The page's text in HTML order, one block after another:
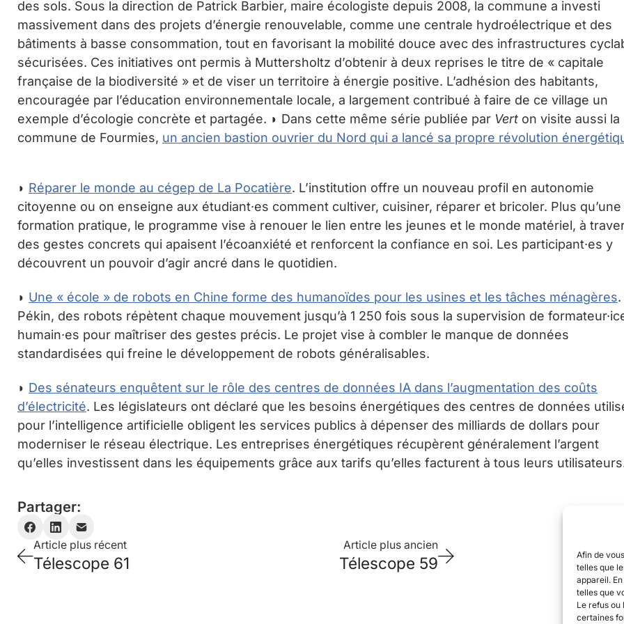
Afin de
telles que
appareil.
telles que
Le refus
certaines
des sols. Sous la direction de Patrick Barbier, maire écologiste depuis 2008, la commune a investi
massivement dans des projets d’énergie renouvelable, comme une centrale hydroélectrique et des
bâtiments à basse consommation, tout en favorisant la mobilité douce avec des infrastructures
sécurisées. Ces initiatives ont permis à Muttersholtz d’obtenir à deux reprises le titre de « capitale
française de la biodiversité » et de viser un territoire à énergie positive. L’adhésion des habitants,
encouragée par l’éducation environnementale locale, a largement contribué à faire de ce village un
exemple d’écologie concrète et partagée. ◗ Dans cette même série publiée par Vert on visite aussi la
commune de Fourmies, un ancien bastion ouvrier du Nord qui a lancé sa propre révolution
◗ Réparer le monde au cégep de La Pocatière. L’institution offre un nouveau profil en autonomie
citoyenne ou on enseigne aux étudiant·es comment cultiver, cuisiner, réparer et bricoler. Plus qu’une
formation pratique, le programme vise à renouer le lien entre les jeunes et le monde matériel, à
des gestes concrets qui apaisent l’écoanxiété et renforcent la confiance en soi. Les participant·es y
découvrent un pouvoir d’agir ancré dans le quotidien.
◗ Une « école » de robots en Chine forme des humanoïdes pour les usines et les tâches ménagères
Pékin, des robots répètent chaque mouvement jusqu’à 1 250 fois sous la supervision de
humain·es pour maîtriser des gestes précis. Le projet vise à combler le manque de données
standardisées qui freine le développement de robots généralisables.
◗ Des sénateurs enquêtent sur le rôle des centres de données IA dans l’augmentation des coûts
d’électricité. Les législateurs ont déclaré que les besoins énergétiques des centres de données
pour l’intelligence artificielle obligent les services publics à dépenser des milliards de dollars pour
moderniser le réseau électrique. Les entreprises énergétiques récupèrent généralement l’argent
qu’elles investissent dans les équipements grâce aux tarifs qu’elles facturent à tous leurs
Partager:
Télescope 59
Article plus ancien
Télescope 61
Article plus récent